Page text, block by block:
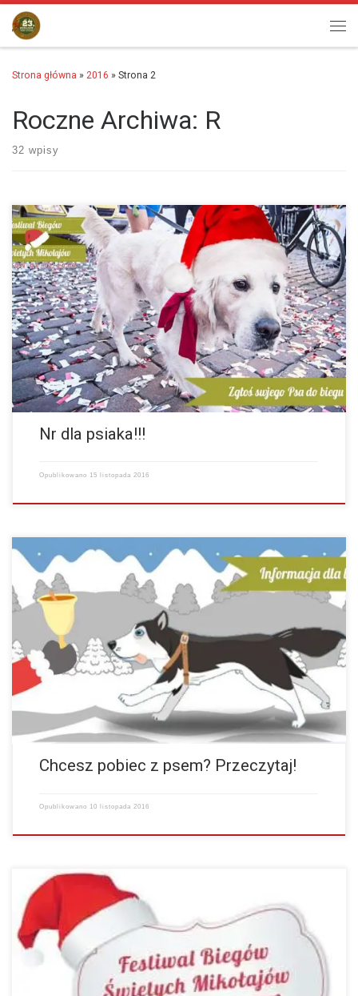
Przejdź do treści
Strona główna » 2016 » Strona 2
Roczne Archiwa: R
32 wpisy
W tym roku każdy pies będzie posiadał swój nr ID, dlatego prosimy o
wcześniejsze zgłoszenie udziału biegu z psem. Zgłoszenie prosimy
przesłać na adres :…więcej
Nr dla psiaka!!!
Opublikowano 15 listopada 2016
Informacje dla osób zainteresowanych pokonaniem dystansu
Półmaratonu wraz z psami. Wymagania, jakie trzeba spełnić, aby móc
uczestniczyć w biegu ze swoim pupilem: -nie zezwala się…
więcej
Chcesz pobiec z psem? Przeczytaj!
Opublikowano 10 listopada 2016
Zapisałeś swoje dziecko na bieg? Sprawdź czy jest na liście poniżej!
Kontakt i więcej informacji pod adresem: biuro@maratontorunski.pl
prosimy w tytule o dopisek: [BiegDlaDzieci].…więcej